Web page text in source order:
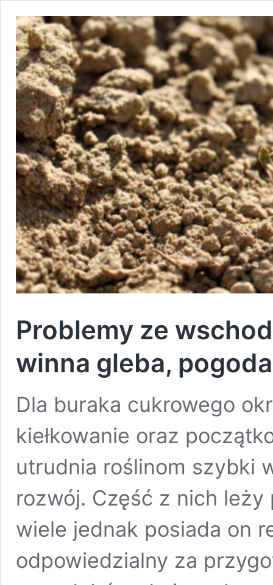
Problemy ze
winna gleba,
Dla buraka cukrowego
kiełkowanie oraz
utrudnia roślinom szybki
rozwój. Część z nich
wiele jednak posiada on
odpowiedzialny za